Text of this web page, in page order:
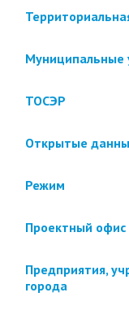
Муниципальные
ТОСЭР
Открытые
Режим
Проектный офис
Предприятия,
города